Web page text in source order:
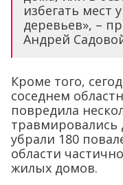
избегать мест
деревьев», –
Андрей
Кроме того,
соседнем
повредила
травмировались
убрали 180
области
жилых домов.